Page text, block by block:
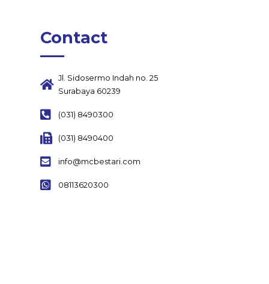
Contact
Jl. Sidosermo Indah no. 25
Surabaya 60239
(031) 8490300
(031) 8490400
info@mcbestari.com
08113620300